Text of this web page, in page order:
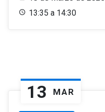
13:35 a 14:30
13 MAR